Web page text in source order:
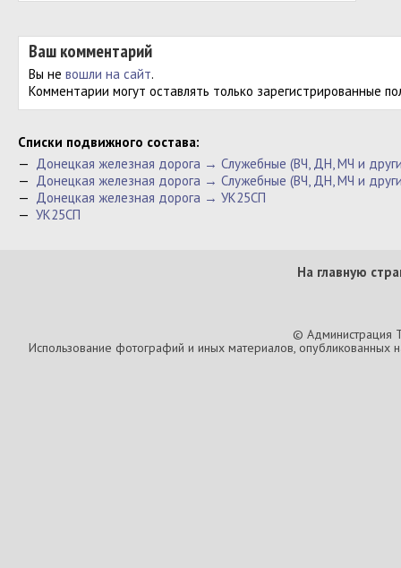
Ваш комментарий
Вы не вошли на сайт.
Комментарии могут оставлять только зарегистрированные
Cписки подвижного состава:
— Донецкая железная дорога → Служебные (ВЧ, ДН, МЧ и
— Донецкая железная дорога → Служебные (ВЧ, ДН, МЧ и
— Донецкая железная дорога → УК25СП
— УК25СП
На главную
© Администрация
Использование фотографий и иных материалов, опубликованных